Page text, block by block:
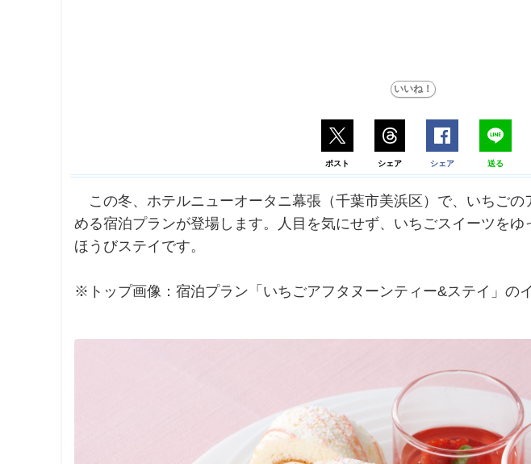
ポスト シェア シェア 送る
この冬、ホテルニューオータニ幕張（千葉市美浜区）で、いちごの
める宿泊プランが登場します。人目を気にせず、いちごスイーツを
ほうびステイです。
※トップ画像：宿泊プラン「いちごアフタヌーンティー&ステイ」の